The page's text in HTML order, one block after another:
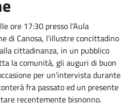
ore 17:30 presso l’Aula
di Canosa, l’illustre concittadino
cittadinanza, in un pubblico
la comunità, gli auguri di buon
per un’intervista durante
fra passato ed un presente
recentemente bisnonno.